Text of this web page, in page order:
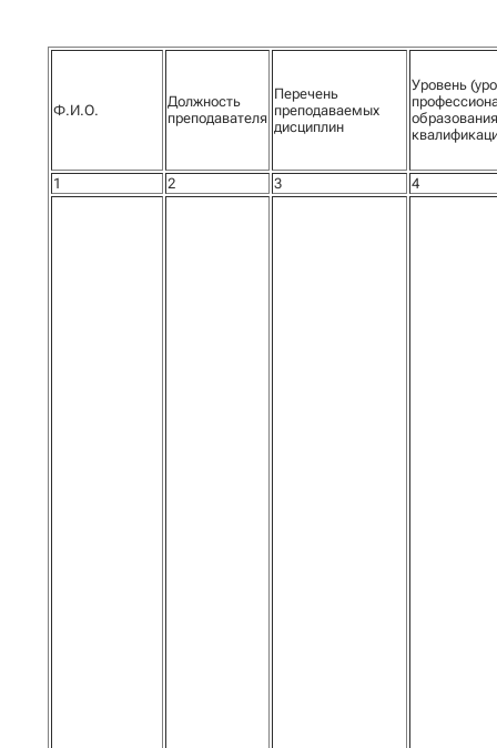
Ф.И.О.
Должность
преподавателя
Перечень
преподаваемых
дисциплин
Уровень
1 2 3 4